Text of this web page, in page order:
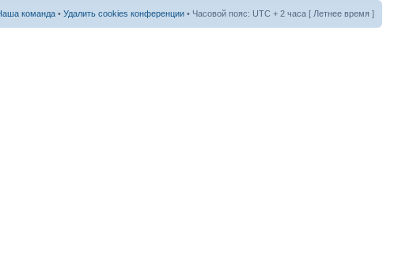
команда • Удалить cookies конференции • Часовой пояс: UTC + 2 часа [ Летнее время ]